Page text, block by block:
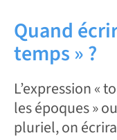
Quand
temps » ?
L’expression «
les époques »
pluriel, on écrira